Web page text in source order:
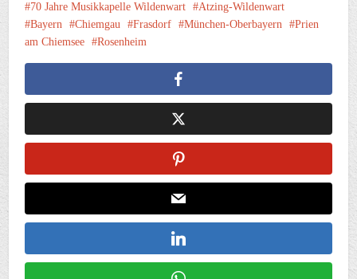
70 Jahre Musikkapelle Wildenwart
Atzing-Wildenwart
Bayern
Chiemgau Frasdorf München-Oberbayern
Prien
am Chiemsee
Rosenheim